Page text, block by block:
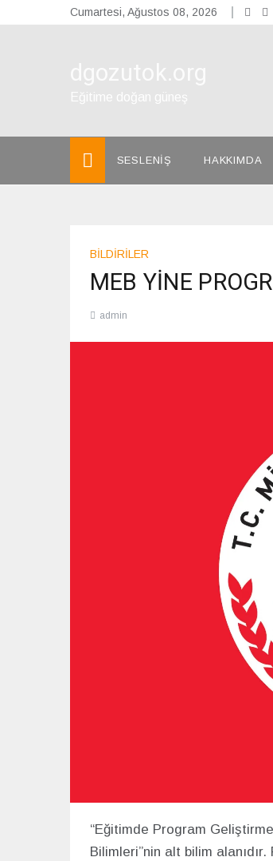
to
Cumartesi, Ağustos 08, 2026
Eğitime doğan güneş
SESLENİŞ HAKKIMDA
BİLDİRİLER
MEB YİNE
admin
“Eğitimde Program
Bilimleri”nin alt bilim